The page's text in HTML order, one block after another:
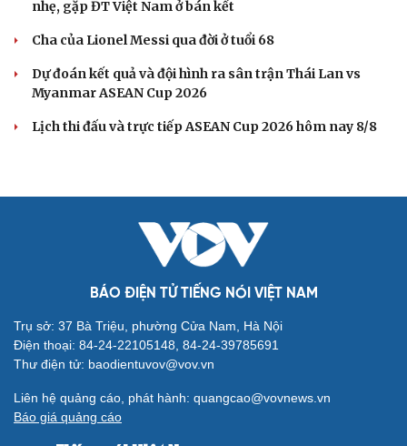
nhẹ, gặp ĐT Việt Nam ở bán kết
Cha của Lionel Messi qua đời ở tuổi 68
Dự đoán kết quả và đội hình ra sân trận Thái Lan vs
Myanmar ASEAN Cup 2026
Lịch thi đấu và trực tiếp ASEAN Cup 2026 hôm nay 8/8
BÁO ĐIỆN TỬ TIẾNG NÓI VIỆT NAM
Trụ sở: 37 Bà Triệu, phường Cửa Nam, Hà Nội
Điện thoại: 84-24-22105148, 84-24-39785691
Thư điện tử: baodientuvov@vov.vn
Liên hệ quảng cáo, phát hành: quangcao@vovnews.vn
Báo giá quảng cáo